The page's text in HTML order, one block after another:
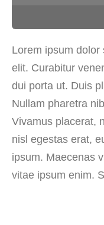
Lorem ipsum dolor
elit. Curabitur
dui porta ut. Duis
Nullam pharetra
Vivamus placerat,
nisl egestas erat,
ipsum. Maecenas
vitae ipsum enim.